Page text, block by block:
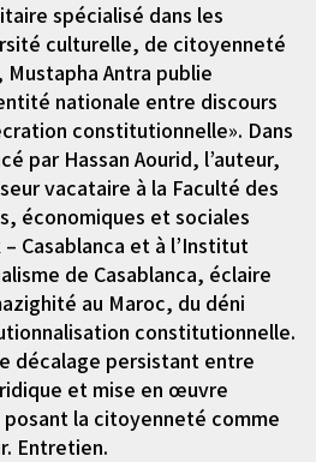
spécialisé dans les
culturelle, de citoyenneté
Antra publie
nationale entre discours
constitutionnelle». Dans
par Hassan Aourid, l’auteur,
vacataire à la Faculté des
économiques et sociales
– Casablanca et à l’Institut
de Casablanca, éclaire
au Maroc, du déni
constitutionnelle.
décalage persistant entre
et mise en œuvre
la citoyenneté comme
Entretien.